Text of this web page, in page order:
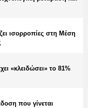
ισορροπίες στη Μέση
«κλειδώσει» το 81%
που γίνεται